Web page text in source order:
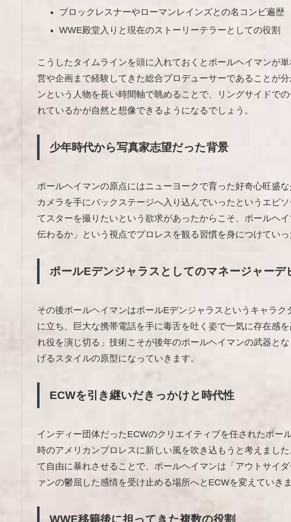
ブロックレスナーやローマンレインズとの名コンビ遍歴
WWE殿堂入りと現在のストーリーテラーとしての役割
こうしたタイムラインを頭に入れておくとポールヘイマンが
営や企画まで経験してきた総合プロデューサーであることが
ンという人物を長い時間軸で眺めることで、リングサイドで
れているかが自然と想像できるようになるでしょう。
少年時代から写真家志望だった背景
ポールヘイマンの原点にはニューヨークで育った好奇心旺盛
カメラを手にバックステージへ入り込んでいったというエピ
てスターを撮りたいという欲求があったからこそ、ポールヘ
伝わるか」という視点でプロレスを観る習慣を身につけていっ
ポールEデンジャラスとしてのマネージャーデ
その後ポールヘイマンはポールEデンジャラスというキャラ
に立ち、巨大な携帯電話を手に毒舌を吐く姿で一気に存在感
れ役を演じ切る」技術こそが後年のポールヘイマンの武器と
げるスタイルの原型になっていきます。
ECWを引き継いだきっかけと時代性
インディー団体だったECWのクリエイティブを任されたポー
時のアメリカンプロレスに新しい風を吹き込もうと考えまし
て自由に暴れさせることで、ポールヘイマンは「アウトサイ
ァンの鬱屈した感情を受け止める場所へとECWを変えていきま
WWE移籍後に担ってきた複数の役割